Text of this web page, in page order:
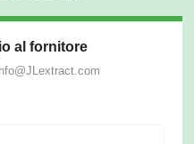
al fornitore